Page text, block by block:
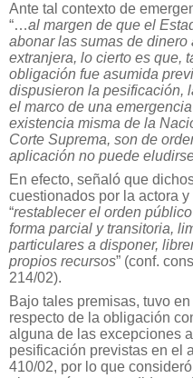
Ante tal contexto de
“…al margen de que el
abonar las sumas de
extranjera, lo cierto es que,
obligación fue asumida
dispusieron la pesificación,
el marco de una
existencia misma de la
Corte Suprema, son de
aplicación no puede
En efecto, señaló que
cuestionados por la actora
“restablecer el orden
forma parcial y transitoria,
particulares a disponer,
propios recursos” (conf.
214/02).
Bajo tales premisas, tuvo
respecto de la obligación
alguna de las excepciones
pesificación previstas en el
410/02, por lo que